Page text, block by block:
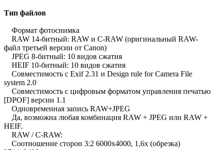
Тип файлов
Формат фотоснимка
RAW 14-битный: RAW и C-RAW (оригинальный RAW-
файл третьей версии от Canon)
JPEG 8-битный: 10 видов сжатия
HEIF 10-битный: 10 видов сжатия
Совместимость с Exif 2.31 и Design rule for Camera File
system 2.0
Совместимость с цифровым форматом управления печатью
[DPOF] версии 1.1
Одновременная запись RAW+JPEG
Да, возможна любая комбинация RAW + JPEG или RAW +
HEIF.
RAW / C-RAW:
Соотношение сторон 3:2 6000x4000, 1,6x (обрезка)